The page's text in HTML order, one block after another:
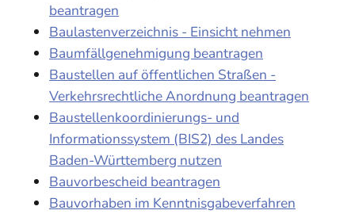
beantragen
Baulastenverzeichnis - Einsicht nehmen
Baumfällgenehmigung beantragen
Baustellen auf öffentlichen Straßen -
Verkehrsrechtliche Anordnung beantragen
Baustellenkoordinierungs- und
Informationssystem (BIS2) des Landes
Baden-Württemberg nutzen
Bauvorbescheid beantragen
Bauvorhaben im Kenntnisgabeverfahren